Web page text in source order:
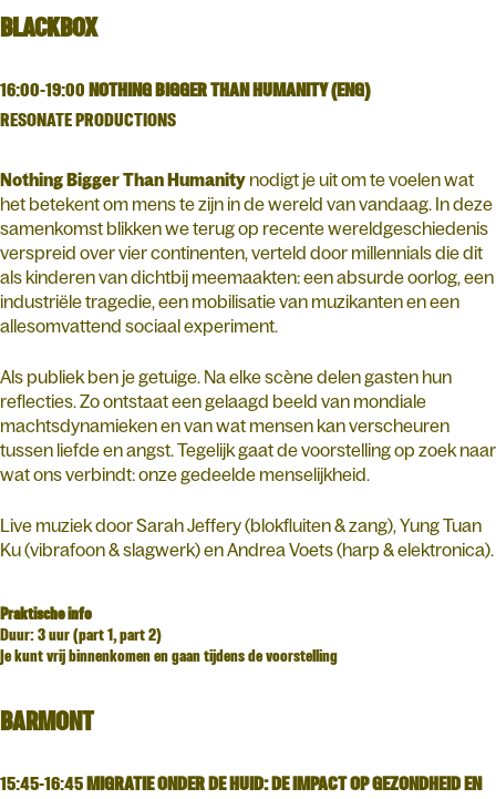
BLACKBOX
16:00-19:00NOTHING BIGGER THAN HUMANITY (ENG)
RESONATE PRODUCTIONS
Nothing Bigger Than Humanity nodigt je uit om te voelen wat
het betekent om mens te zijn in de wereld van vandaag. In deze
samenkomst blikken we terug op recente wereldgeschiedenis
verspreid over vier continenten, verteld door millennials die dit
als kinderen van dichtbij meemaakten: een absurde oorlog, een
industriële tragedie, een mobilisatie van muzikanten en een
allesomvattend sociaal experiment.
Als publiek ben je getuige. Na elke scène delen gasten hun
reflecties. Zo ontstaat een gelaagd beeld van mondiale
machtsdynamieken en van wat mensen kan verscheuren
tussen liefde en angst. Tegelijk gaat de voorstelling op zoek naar
wat ons verbindt: onze gedeelde menselijkheid.
Live muziek door Sarah Jeffery (blokfluiten & zang), Yung Tuan
Ku (vibrafoon & slagwerk) en Andrea Voets (harp & elektronica).
Praktische info
Duur: 3 uur (part 1, part 2)
Je kunt vrij binnenkomen en gaan tijdens de voorstelling
BARMONT
15:45-16:45MIGRATIE ONDER DE HUID: DE IMPACT OP GEZONDHEID EN